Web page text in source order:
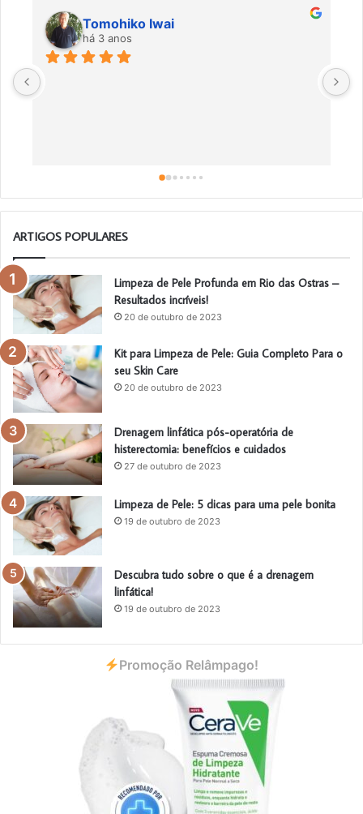
Tomohiko Iwai
há 3 anos
ARTIGOS POPULARES
Limpeza de Pele Profunda em Rio das Ostras –
Resultados incríveis!
20 de outubro de 2023
Kit para Limpeza de Pele: Guia Completo Para o
seu Skin Care
20 de outubro de 2023
Drenagem linfática pós-operatória de
histerectomia: benefícios e cuidados
27 de outubro de 2023
Limpeza de Pele: 5 dicas para uma pele bonita
19 de outubro de 2023
Descubra tudo sobre o que é a drenagem
linfática!
19 de outubro de 2023
Promoção Relâmpago!